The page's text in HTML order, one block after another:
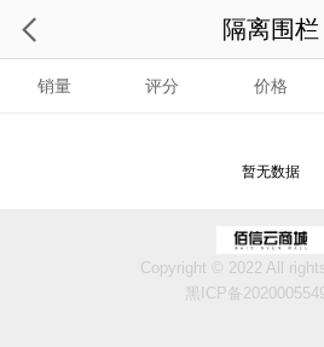
销量 评分 价格
暂无数据
隔离围栏
Copyright © 2022 All
黑ICP备